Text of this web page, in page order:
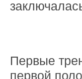
Первые
первой